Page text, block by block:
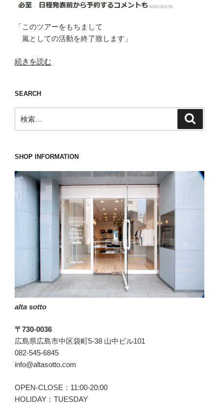
「このツアーをもちまして
嵐としての活動を終了致します」
“再
を
巻
き
起
す
ブ
エ
イ
タ
ル
ロ
ー
ァ
ー”
の
続きを読む
SEARCH
索:
SHOP INFORMATION
alta sotto
〒730-0036
広島県広島市中区袋町5-38 山中ビル101
082-545-6845
info@altasotto.com
OPEN-CLOSE：11:00-20:00
HOLIDAY：TUESDAY